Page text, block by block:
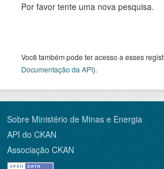
Por favor tente uma nova pesquisa.
Você também pode ter acesso a esses
Documentação da API).
Sobre Ministério de Minas e Energia
API do CKAN
Associação CKAN